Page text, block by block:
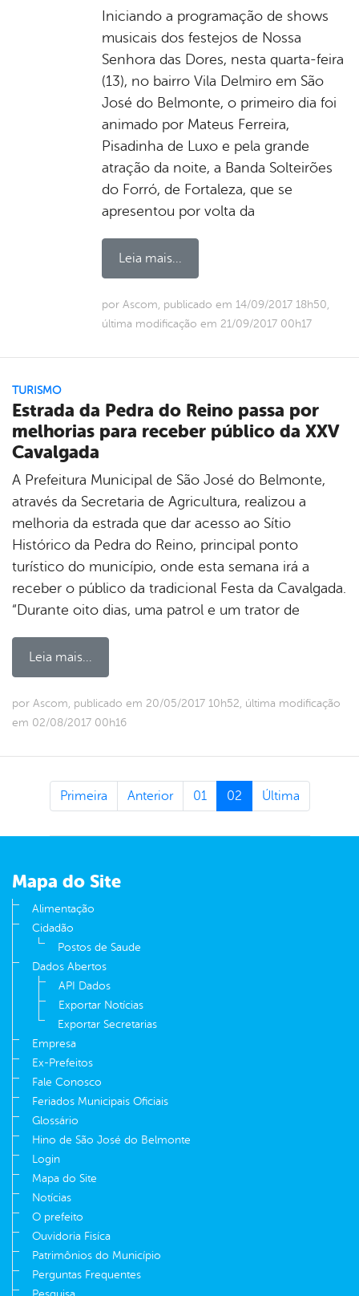
Iniciando a programação de shows
musicais dos festejos de Nossa
Senhora das Dores, nesta quarta-feira
(13), no bairro Vila Delmiro em São
José do Belmonte, o primeiro dia foi
animado por Mateus Ferreira,
Pisadinha de Luxo e pela grande
atração da noite, a Banda Solteirões
do Forró, de Fortaleza, que se
apresentou por volta da
Leia mais...
por Ascom, publicado em 14/09/2017 18h50,
última modificação em 21/09/2017 00h17
TURISMO
Estrada da Pedra do Reino passa por
melhorias para receber público da XXV
Cavalgada
A Prefeitura Municipal de São José do Belmonte,
através da Secretaria de Agricultura, realizou a
melhoria da estrada que dar acesso ao Sítio
Histórico da Pedra do Reino, principal ponto
turístico do município, onde esta semana irá a
receber o público da tradicional Festa da Cavalgada.
“Durante oito dias, uma patrol e um trator de
Leia mais...
por Ascom, publicado em 20/05/2017 10h52, última modificação
em 02/08/2017 00h16
Primeira Anterior 01 02 Última
Mapa do Site
Alimentação
Cidadão
Postos de Saude
Dados Abertos
API Dados
Exportar Notícias
Exportar Secretarias
Empresa
Ex-Prefeitos
Fale Conosco
Feriados Municipais Oficiais
Glossário
Hino de São José do Belmonte
Login
Mapa do Site
Notícias
O prefeito
Ouvidoria Fisíca
Patrimônios do Município
Perguntas Frequentes